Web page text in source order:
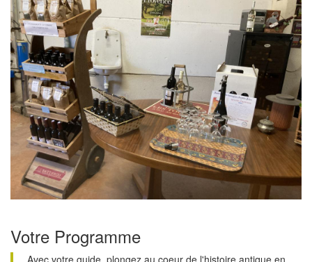
Votre Programme
Avec votre guide, plongez au coeur de l'histoire antique en